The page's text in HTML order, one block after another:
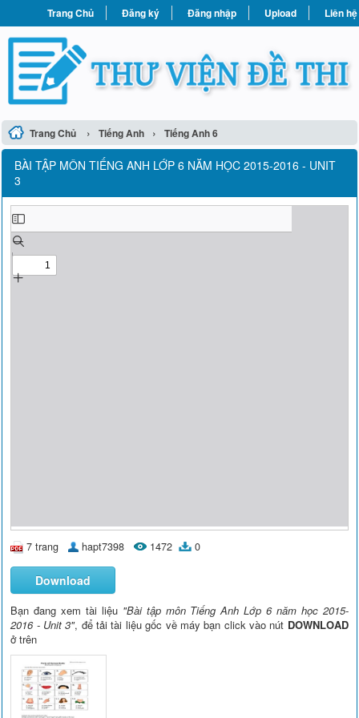
Trang Chủ Đăng ký Đăng nhập Upload Liên hệ
Trang Chủ › Tiếng Anh › Tiếng Anh 6
BÀI TẬP MÔN TIẾNG ANH LỚP 6 NĂM HỌC 2015-2016 - UNIT
3
7 trang hapt7398 1472 0
Download
Bạn đang xem tài liệu "Bài tập môn Tiếng Anh Lớp 6 năm học 2015-
2016 - Unit 3", để tải tài liệu gốc về máy bạn click vào nút DOWNLOAD
ở trên